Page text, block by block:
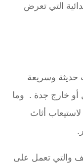
التي تعرض
حديثة وسريعة
أو خارج جدة . وما
أثاث
والتي تعمل على